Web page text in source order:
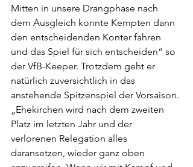
Mitten in unsere Drangphase nach
dem Ausgleich konnte Kempten dann
den entscheidenden Konter fahren
und das Spiel für sich entscheiden“ so
der VfB-Keeper. Trotzdem geht er
natürlich zuversichtlich in das
anstehende Spitzenspiel der Vorsaison.
„Ehekirchen wird nach dem zweiten
Platz im letzten Jahr und der
verlorenen Relegation alles
daransetzen, wieder ganz oben